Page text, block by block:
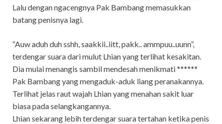
Lalu dengan ngacengnya Pak Bambang memasukkan
batang penisnya lagi.
“Auw aduh duh sshh, saakkii..iitt, pakk.. ammpuu..uunn”,
terdengar suara dari mulut Lhian yang terlihat kesakitan.
Dia mulai menangis sambil mendesah menikmati ******
Pak Bambang yang mengaduk-aduk liang peranakannya.
Terlihat jelas raut wajah Lhian yang menahan sakit luar
biasa pada selangkangannya.
Lhian sekarang lebih terdengar suara tertahan ketika penis